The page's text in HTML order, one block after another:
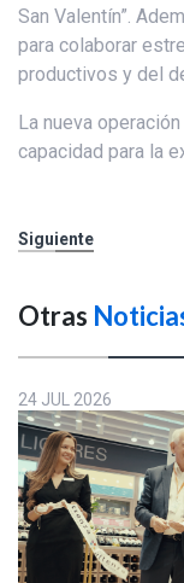
San Valentín”.
para colaborar
productivos y del
La nueva
capacidad para la
Siguiente
Otras
24 JUL 2026